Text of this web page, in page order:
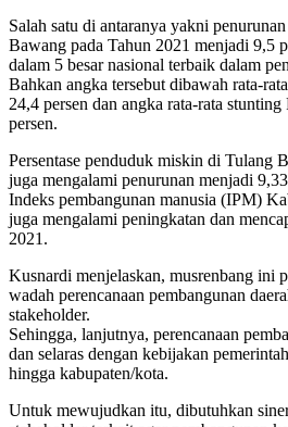
Salah satu di antaranya yakni
Bawang pada Tahun 2021 menjadi 9,5
dalam 5 besar nasional terbaik dalam
Bahkan angka tersebut dibawah rata-
24,4 persen dan angka rata-rata
persen.
Persentase penduduk miskin di Tulang
juga mengalami penurunan menjadi
Indeks pembangunan manusia (IPM)
juga mengalami peningkatan dan
2021.
Kusnardi menjelaskan, musrenbang ini
wadah perencanaan pembangunan
stakeholder.
Sehingga, lanjutnya, perencanaan
dan selaras dengan kebijakan
hingga kabupaten/kota.
Untuk mewujudkan itu, dibutuhkan